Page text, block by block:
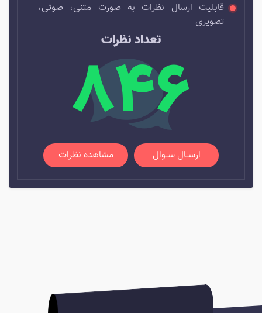
قابلیت ارسال نظرات به صورت متنی، صوتی،
تصویری
تعداد نظرات
846
ارســال ســوال مشاهده نظرات